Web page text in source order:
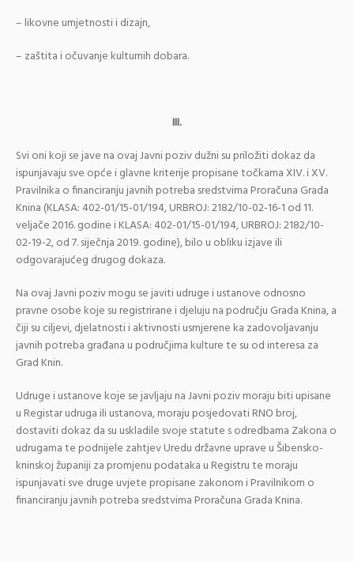
– likovne umjetnosti i dizajn,
– zaštita i očuvanje kulturnih dobara.
III.
Svi oni koji se jave na ovaj Javni poziv dužni su priložiti dokaz da
ispunjavaju sve opće i glavne kriterije propisane točkama XIV. i XV.
Pravilnika o financiranju javnih potreba sredstvima Proračuna Grada
Knina (KLASA: 402-01/15-01/194, URBROJ: 2182/10-02-16-1 od 11.
veljače 2016. godine i KLASA: 402-01/15-01/194, URBROJ: 2182/10-
02-19-2, od 7. siječnja 2019. godine), bilo u obliku izjave ili
odgovarajućeg drugog dokaza.
Na ovaj Javni poziv mogu se javiti udruge i ustanove odnosno
pravne osobe koje su registrirane i djeluju na području Grada Knina, a
čiji su ciljevi, djelatnosti i aktivnosti usmjerene ka zadovoljavanju
javnih potreba građana u područjima kulture te su od interesa za
Grad Knin.
Udruge i ustanove koje se javljaju na Javni poziv moraju biti upisane
u Registar udruga ili ustanova, moraju posjedovati RNO broj,
dostaviti dokaz da su uskladile svoje statute s odredbama Zakona o
udrugama te podnijele zahtjev Uredu državne uprave u Šibensko-
kninskoj županiji za promjenu podataka u Registru te moraju
ispunjavati sve druge uvjete propisane zakonom i Pravilnikom o
financiranju javnih potreba sredstvima Proračuna Grada Knina.